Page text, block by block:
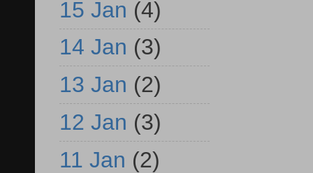
15 Jan (4)
14 Jan (3)
13 Jan (2)
12 Jan (3)
11 Jan (2)